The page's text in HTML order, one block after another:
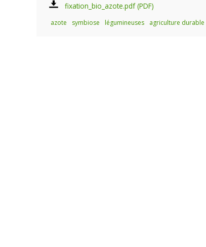
fixation_bio_azote.pdf
azote symbiose légumineuses agriculture durable